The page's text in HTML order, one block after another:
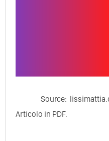
Source:
Articolo in PDF.